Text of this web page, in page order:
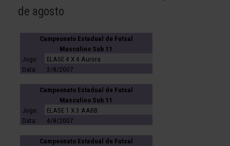
de agosto
Campeonato Estadual de Futsal
Masculino Sub 11
Jogo:
ELASE 4 X 4 Aurora
Data:
3/8/2007
Campeonato Estadual de Futsal
Masculino Sub 11
Jogo:
ELASE 1 X 3 AABB
Data:
4/8/2007
Campeonato Estadual de Futsal